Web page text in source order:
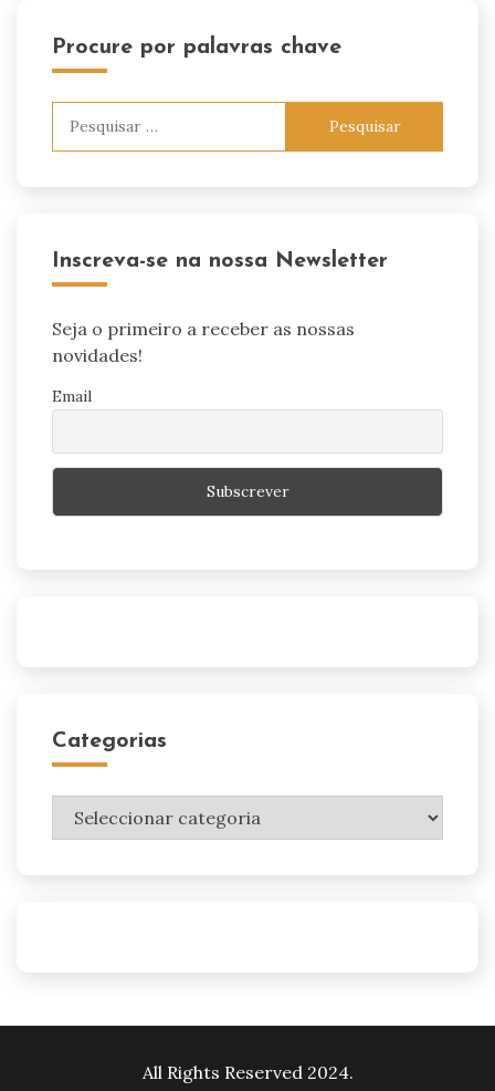
Procure por palavras chave
Inscreva-se na nossa Newsletter
Seja o primeiro a receber as nossas
novidades!
Email
Categorias
Categorias
All Rights Reserved 2024.